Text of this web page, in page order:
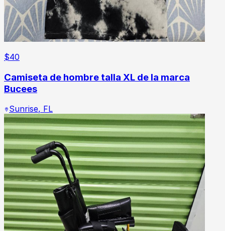
$40
Camiseta de hombre talla XL de la marca
Bucees
Sunrise, FL